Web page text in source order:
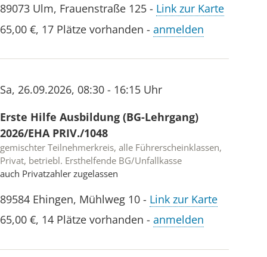
89073 Ulm, Frauenstraße 125 - Link zur Karte
65,00 €, 17 Plätze vorhanden - anmelden
Sa, 26.09.2026, 08:30 - 16:15 Uhr
Erste Hilfe Ausbildung (BG-Lehrgang)
2026/EHA PRIV./1048
gemischter Teilnehmerkreis, alle Führerscheinklassen,
Privat, betriebl. Ersthelfende BG/Unfallkasse
auch Privatzahler zugelassen
89584 Ehingen, Mühlweg 10 - Link zur Karte
65,00 €, 14 Plätze vorhanden - anmelden